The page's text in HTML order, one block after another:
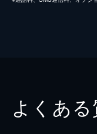
よくある